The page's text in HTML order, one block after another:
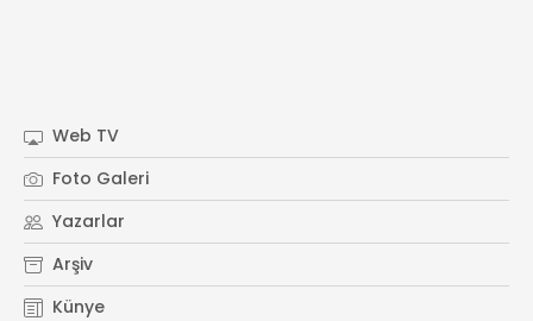
Web TV
Foto Galeri
Yazarlar
Arşiv
Künye